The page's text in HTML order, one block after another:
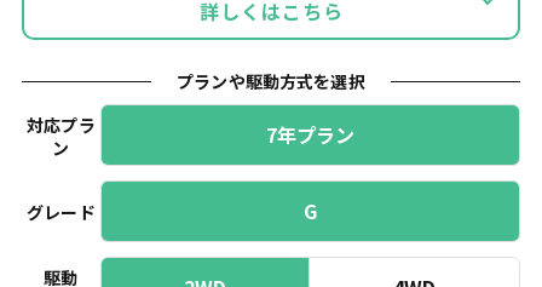
詳しくはこちら
プランや駆動方式を選択
対応プラ
ン
7年プラン
グレード G
駆動